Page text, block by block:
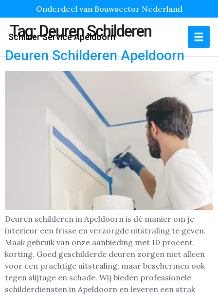
Onderdeel van Bouwsector Nederland
Schilder Service Apeldoorn
Tag:Deuren Schilderen
Deuren Schilderen Apeldoorn
Deuren schilderen in Apeldoorn is dé manier om je
interieur een frisse en verzorgde uitstraling te geven.
Maak gebruik van onze aanbieding met 10 procent
korting. Goed geschilderde deuren zorgen niet alleen
voor een prachtige uitstraling, maar beschermen ook
tegen slijtage en schade. Wij bieden professionele
schilderdiensten in Apeldoorn en leveren een strak